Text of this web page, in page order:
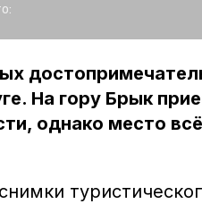
На гору Брык
однако место